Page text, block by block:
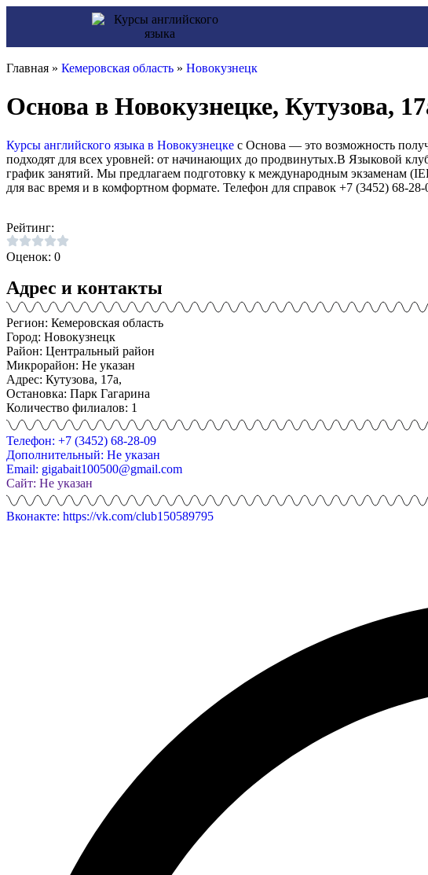
Главная » Кемеровская область » Новокузнецк
Основа в Новокузнецке, Кутузова,
Курсы английского языка в Новокузнецке с Основа — это возможность
подходят для всех уровней: от начинающих до продвинутых.В Языковой
график занятий. Мы предлагаем подготовку к международным экзаменам
для вас время и в комфортном формате. Телефон для справок +7 (3452) 68-28-
Рейтинг:
Оценок: 0
Адрес и контакты
Регион: Кемеровская область
Город: Новокузнецк
Район: Центральный район
Микрорайон: Не указан
Адрес: Кутузова, 17а,
Остановка: Парк Гагарина
Количество филиалов: 1
Телефон: +7 (3452) 68-28-09
Дополнительный: Не указан
Email: gigabait100500@gmail.com
Сайт: Не указан
Вконакте: https://vk.com/club150589795